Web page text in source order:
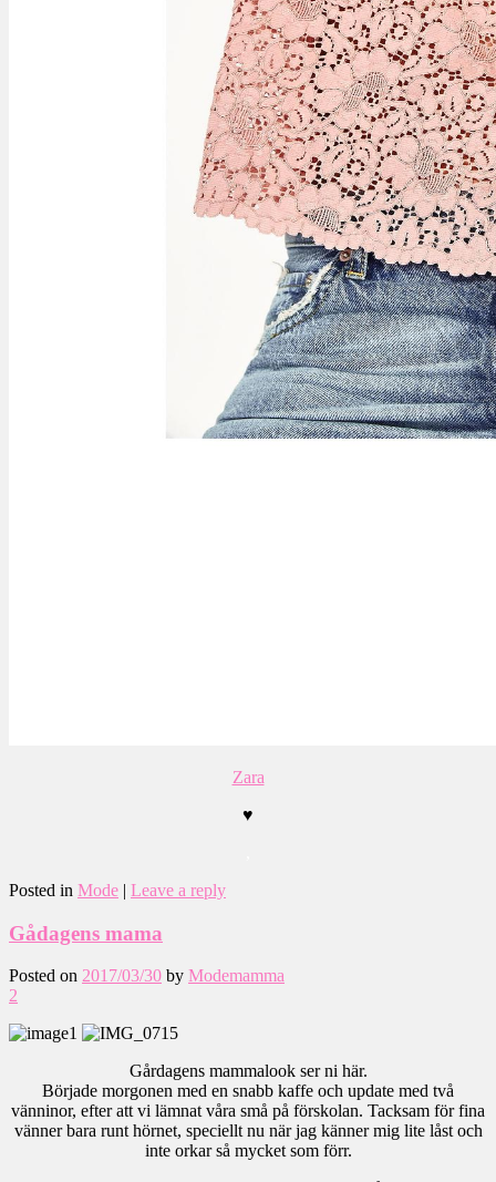
Zara
♥
Posted in Mode | Leave a reply
Gådagens mama
Posted on 2017/03/30 by Modemamma
2
Gårdagens mammalook ser ni här.
Började morgonen med en snabb kaffe och update med två
vänninor, efter att vi lämnat våra små på förskolan. Tacksam för fina
vänner bara runt hörnet, speciellt nu när jag känner mig lite låst och
inte orkar så mycket som förr.